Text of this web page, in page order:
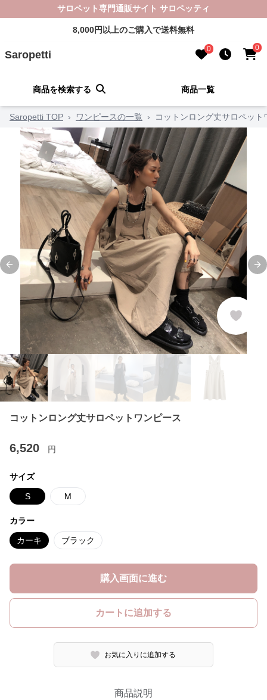
サロペット専門通販サイト サロペッティ
8,000円以上のご購入で送料無料
Saropetti 0 0
商品を検索する 商品一覧
Saropetti TOP › ワンピースの一覧 › コットンロング丈サロペット
Previous slide
コットンロング丈サロペットワンピース
6,520 円
サイズ
S M
カラー
カーキ ブラック
購入画面に進む
カートに追加する
お気に入りに追加する
商品説明